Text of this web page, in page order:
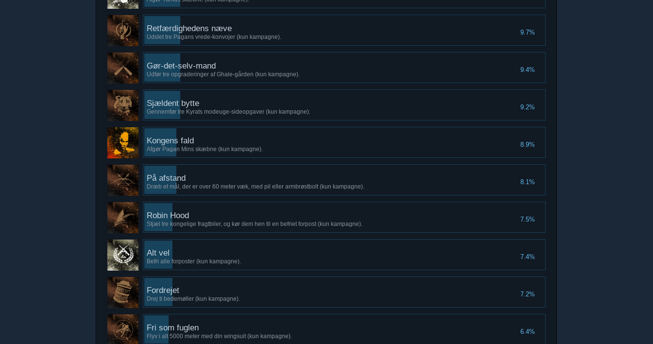
9.7%
Retfærdighedens næve
Udslet tre Pagans vrede-konvojer (kun kampagne).
9.4%
Gør-det-selv-mand
Udfør tre opgraderinger af Ghale-gården (kun kampagne).
9.2%
Sjældent bytte
Gennemfør tre Kyrats modeuge-sideopgaver (kun kampagne).
8.9%
Kongens fald
Afgør Pagan Mins skæbne (kun kampagne).
8.1%
På afstand
Dræb et mål, der er over 60 meter væk, med pil eller armbrøstbolt (kun kampagne).
7.5%
Robin Hood
Stjæl tre kongelige fragtbiler, og kør dem hen til en befriet forpost (kun kampagne).
7.4%
Alt vel
Befri alle forposter (kun kampagne).
7.2%
Fordrejet
Drej ti bedemøller (kun kampagne).
6.4%
Fri som fuglen
Flyv i alt 5000 meter med din wingsuit (kun kampagne).